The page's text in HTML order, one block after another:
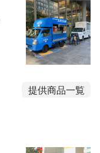
提供商品一覧